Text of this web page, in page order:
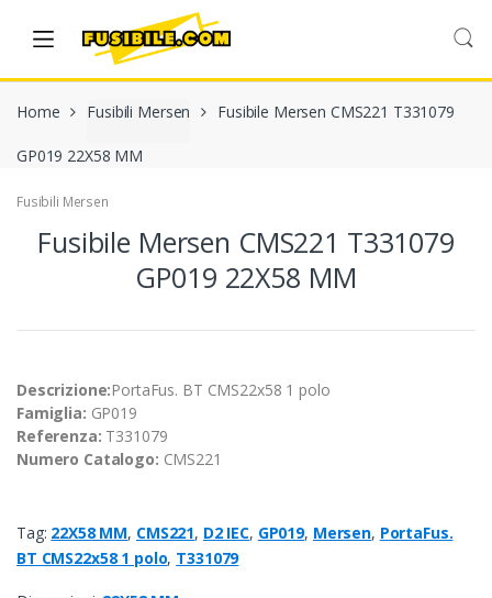
Home Fusibili Mersen Fusibile Mersen CMS221 T331079
GP019 22X58 MM
Fusibili Mersen
Fusibile Mersen CMS221 T331079
GP019 22X58 MM
Descrizione:PortaFus. BT CMS22x58 1 polo
Famiglia: GP019
Referenza: T331079
Numero Catalogo: CMS221
Tag: 22X58 MM, CMS221, D2 IEC, GP019, Mersen, PortaFus.
BT CMS22x58 1 polo, T331079